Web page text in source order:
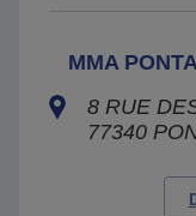
MMA
8 RUE
77340